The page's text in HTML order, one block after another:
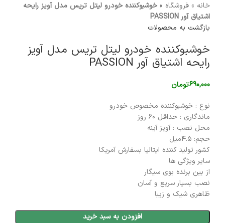
خانه » فروشگاه » خوشبوکننده خودرو لیتل تریس مدل آویز رایحه
اشتیاق آور PASSION
بازگشت به محصولات
خوشبوکننده خودرو لیتل تریس مدل آویز
رایحه اشتیاق آور PASSION
690,000تومان
نوع : خوشبوکننده مخصوص خودرو
ماندگاری : حداقل ۶۰ روز
محل نصب : آویز آینه
حجم: ۴.۵میل
کشور تولید کننده ایتالیا بسفارش آمریکا
سایر ویژگی ها
از بین برنده بوی سیگار
نصب بسیار سریع و آسان
ظاهری شیک و زیبا
افزودن به سبد خرید